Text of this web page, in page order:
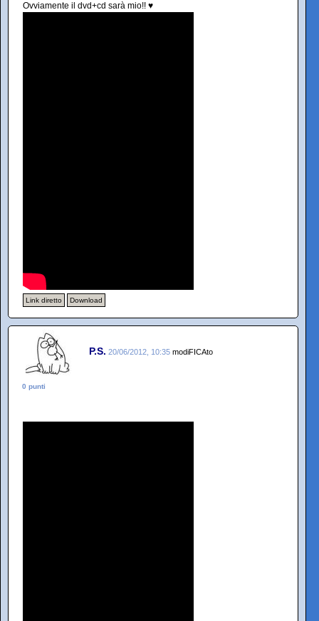
Ovviamente il dvd+cd sarà mio!! ♥
Link diretto Download
P.S. 20/06/2012, 10:35 modiFICAto
0 punti